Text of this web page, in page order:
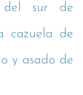
del sur de
cazuela de
y asado de